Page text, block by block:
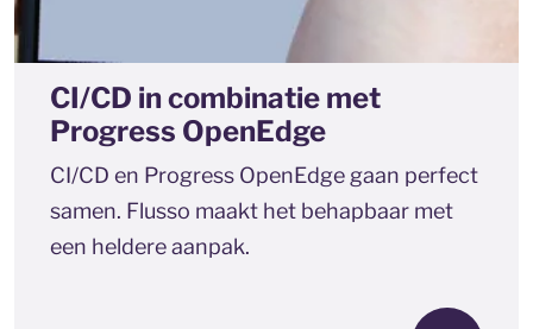
CI/CD in combinatie met
Progress OpenEdge
CI/CD en Progress OpenEdge gaan perfect
samen. Flusso maakt het behapbaar met
een heldere aanpak.